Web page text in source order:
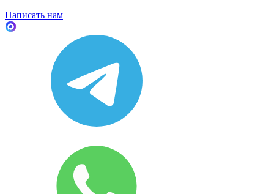
Написать нам